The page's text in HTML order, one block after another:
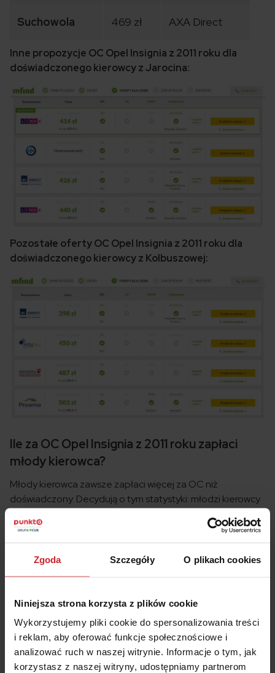
Zgoda Szczegóły O plikach cookies
Niniejsza strona korzysta z plików cookie
Wykorzystujemy pliki cookie do spersonalizowania treści
i reklam, aby oferować funkcje społecznościowe i
analizować ruch w naszej witrynie. Informacje o tym, jak
korzystasz z naszej witryny, udostępniamy partnerom
Suchowola 469 zł AXA Direct
Inne propozycje OC Opel Insignia z 2011 roku dla
doświadczonego kierowcy z Jarocina:
Pozostałe oferty OC Opel Insignia z 2011 roku dla
doświadczonego kierowcy z Kolbuszowej:
Ile za OC Opel Insignia z 2011 roku zapłaci
młody kierowca?
Młody kierowca zawsze zapłaci więcej za OC niż
doświadczony. Decydują o tym statystyki: młodzi kierowcy
są sprawcami największej liczny wypadków na polskich
drogach.
Jednak OC nie musi zrujnować młodego posiadacza
pojazdu, jeśli skorzysta z porównywarki ubezpieczeń
najtańsze ubezpieczenie OC, nawet jeśli jest
nieopierzonym kierowcą.
Z naszych kalkulacji wynika, że najmniej za OC Opel
Insignia z 2011 roku zapłaci młody kierowca-mieszkaniec
podlaskiej Suchowoli – 725 zł.